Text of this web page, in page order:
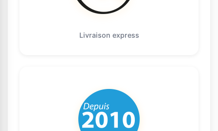
Livraison express